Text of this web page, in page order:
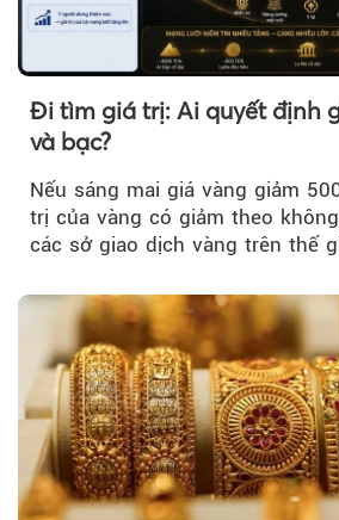
Đi tìm giá trị: Ai quyết định
và bạc?
Nếu sáng mai giá vàng giảm
trị của vàng có giảm theo
các sở giao dịch vàng trên thế